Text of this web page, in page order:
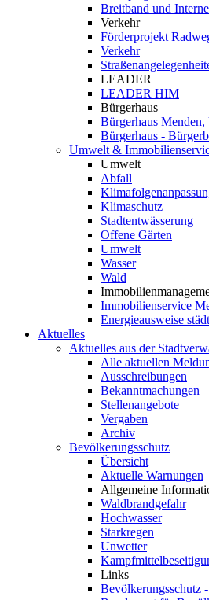
Breitband und
Verkehr
Förderprojekt
Verkehr
LEADER
LEADER HIM
Bürgerhaus
Bürgerhaus Menden,
Bürgerhaus -
Umwelt &
Umwelt
Abfall
Klimaschutz
Stadtentwässerung
Offene Gärten
Umwelt
Wasser
Wald
Immobilienservice
Energieausweise
Aktuelles
Aktuelles aus der
Alle aktuellen
Ausschreibungen
Bekanntmachungen
Stellenangebote
Vergaben
Archiv
Bevölkerungsschutz
Übersicht
Aktuelle Warnungen
Allgemeine
Waldbrandgefahr
Hochwasser
Starkregen
Unwetter
Links
Bevölkerungsschutz